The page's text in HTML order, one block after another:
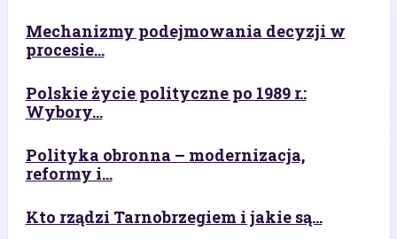
Mechanizmy podejmowania decyzji w
procesie...
Polskie życie polityczne po 1989 r.:
Wybory...
Polityka obronna – modernizacja,
reformy i...
Kto rządzi Tarnobrzegiem i jakie są...